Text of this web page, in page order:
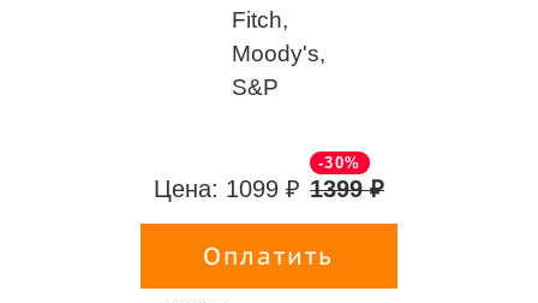
Fitch,
Moody's,
S&P
Цена: 1099 ₽ 1399 ₽
-30%
Оплатить